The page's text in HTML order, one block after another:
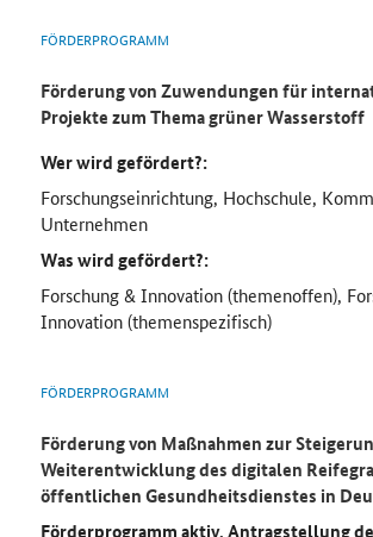
FÖRDERPROGRAMM
Förderung von Zuwendungen für
Projekte zum Thema grüner Wasserstoff
Wer wird gefördert?:
Forschungseinrichtung, Hochschule,
Unternehmen
Was wird gefördert?:
Forschung & Innovation (themenoffen),
Innovation (themenspezifisch)
FÖRDERPROGRAMM
Förderung von Maßnahmen zur
Weiterentwicklung des digitalen
öffentlichen Gesundheitsdienstes in
Förderprogramm aktiv, Antragstellung